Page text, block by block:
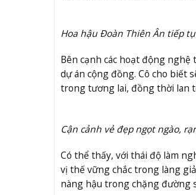
Hoa hậu Đoàn Thiên Ân tiếp
Bên cạnh các hoạt động
dự án cộng đồng. Cô cho biết
trong tương lai, đồng thời lan
Cận cảnh vẻ đẹp ngọt ngào,
Có thể thấy, với thái độ làm
vị thế vững chắc trong làng
nàng hậu trong chặng đường